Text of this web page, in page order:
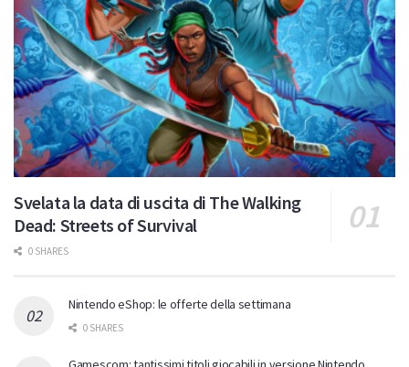
Svelata la data di uscita di The Walking
Dead: Streets of Survival
0 SHARES
Nintendo eShop: le offerte della settimana
0 SHARES